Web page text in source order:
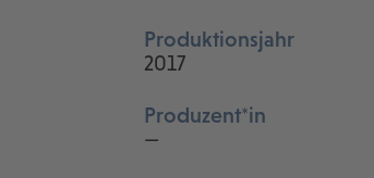
Produktionsjahr
2017
Produzent*in
—